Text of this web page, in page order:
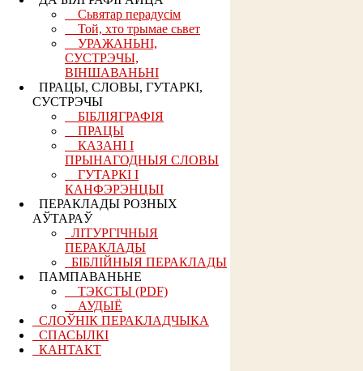
Сьвятар перадусім
Той, хто трымае сьвет
УРАЖАНЬНІ,
СУСТРЭЧЫ,
ВІНШАВАНЬНІ
ПРАЦЫ, СЛОВЫ, ГУТАРКІ,
СУСТРЭЧЫ
БІБЛІЯГРАФІЯ
ПРАЦЫ
КАЗАНІ І
ПРЫНАГОДНЫЯ СЛОВЫ
ГУТАРКІ І
КАНФЭРЭНЦЫІ
ПЕРАКЛАДЫ РОЗНЫХ
АЎТАРАЎ
ЛІТУРГІЧНЫЯ
ПЕРАКЛАДЫ
БІБЛІЙНЫЯ ПЕРАКЛАДЫ
ПАМПАВАНЬНЕ
ТЭКСТЫ (PDF)
АУДЫЁ
СЛОЎНІК ПЕРАКЛАДЧЫКА
СПАСЫЛКІ
КАНТАКТ